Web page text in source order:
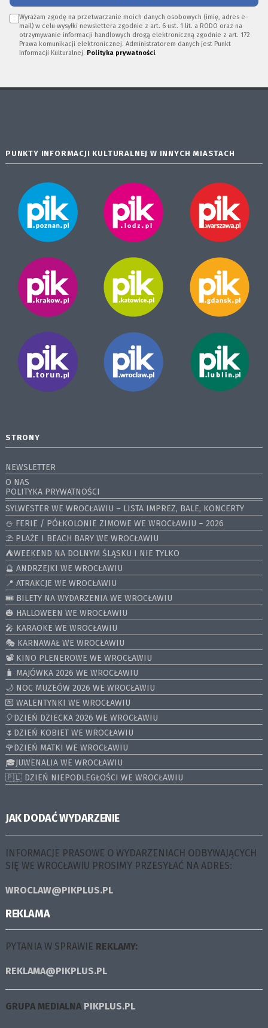
Wyrażam zgodę na przetwarzanie moich danych osobowych (imię, adres e-
mail) w celu wysyłki newslettera zgodnie z art. 6 ust. 1 lit. a RODO oraz na
otrzymywanie informacji handlowych drogą elektroniczną zgodnie z art. 172
Prawa komunikacji elektronicznej. Administratorem danych jest Punkt
Informacji Kulturalnej. Polityka prywatności.
PUNKTY INFORMACJI KULTURALNEJ W INNYCH MIASTACH
STRONY
NEWSLETTER
O NAS
POLITYKA PRYWATNOŚCI
SYLWESTER WE WROCŁAWIU – LISTA IMPREZ, BALE, KONCERTY
⛄️ FERIE / PÓŁKOLONIE ZIMOWE WE WROCŁAWIU – 2026
⛱️ PLAŻE I BEACH BARY WE WROCŁAWIU
⛺️WEEKEND NA DOLNYM ŚLĄSKU I NIE TYLKO
🔮 ANDRZEJKI WE WROCŁAWIU
📍 ATRAKCJE WE WROCŁAWIU
🎟️ BILETY NA WYDARZENIA WE WROCŁAWIU
🎃 HALLOWEEN WE WROCŁAWIU
🎤 KARAOKE WE WROCŁAWIU
🎭 KARNAWAŁ WE WROCŁAWIU
📽️ KINO PLENEROWE WE WROCŁAWIU
🧳 MAJÓWKA 2026 WE WROCŁAWIU
🌙 NOC MUZEÓW 2026 WE WROCŁAWIU
💌 WALENTYNKI WE WROCŁAWIU
🎈DZIEŃ DZIECKA 2026 WE WROCŁAWIU
🌷DZIEŃ KOBIET WE WROCŁAWIU
🌹DZIEŃ MATKI WE WROCŁAWIU
🎓JUWENALIA WE WROCŁAWIU
🇵🇱 DZIEŃ NIEPODLEGŁOŚCI WE WROCŁAWIU
JAK DODAĆ WYDARZENIE
INFORMACJE PRASOWE O WYDARZENIACH ODBYWAJĄCYCH
SIĘ WE WROCŁAWIU PROSIMY PRZESYŁAĆ NA ADRES:
WROCLAW@PIKPLUS.PL
REKLAMA
PYTANIA W SPRAWIE REKLAMY:
REKLAMA@PIKPLUS.PL
GRUPA MEDIALNA PIKPLUS.PL